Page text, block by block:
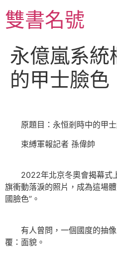
至
主雙書名號
永億嵐系統
的甲士臉色
原題目：永恒剎時中的甲士
束縛軍報記者 孫偉帥
2022年北京冬奧會揭幕式
旗衝動落淚的照片，成為這場
國臉色”。
有人曾問，一個國度的抽像
覆：面貌。